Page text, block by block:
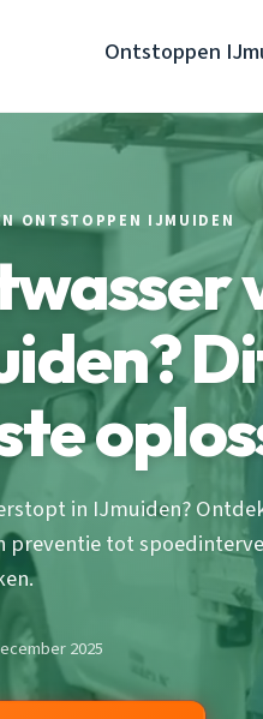
Ontstoppen
ONTSTOPPEN IJMUIDEN
in IJmuiden?
preventie tot
2025